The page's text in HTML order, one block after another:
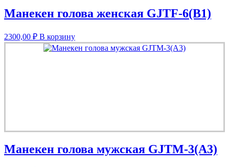
Манекен голова женская GJTF-6(B1)
2300,00 ₽ В корзину
Манекен голова мужская GJTM-3(A3)